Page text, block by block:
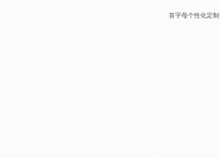
首字母个性化定制